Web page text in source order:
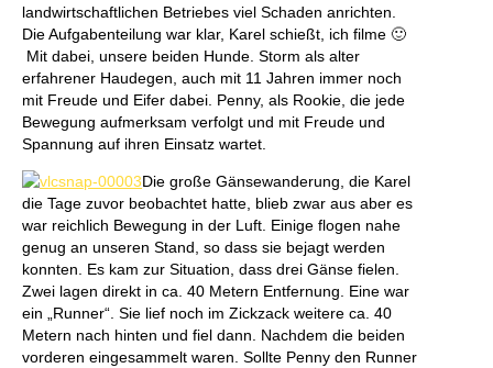
landwirtschaftlichen Betriebes viel Schaden anrichten.
Die Aufgabenteilung war klar, Karel schießt, ich filme 🙂
Mit dabei, unsere beiden Hunde. Storm als alter
erfahrener Haudegen, auch mit 11 Jahren immer noch
mit Freude und Eifer dabei. Penny, als Rookie, die jede
Bewegung aufmerksam verfolgt und mit Freude und
Spannung auf ihren Einsatz wartet.
Die große Gänsewanderung, die Karel
die Tage zuvor beobachtet hatte, blieb zwar aus aber es
war reichlich Bewegung in der Luft. Einige flogen nahe
genug an unseren Stand, so dass sie bejagt werden
konnten. Es kam zur Situation, dass drei Gänse fielen.
Zwei lagen direkt in ca. 40 Metern Entfernung. Eine war
ein „Runner“. Sie lief noch im Zickzack weitere ca. 40
Metern nach hinten und fiel dann. Nachdem die beiden
vorderen eingesammelt waren. Sollte Penny den Runner